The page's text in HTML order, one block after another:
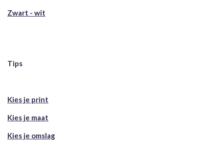
Zwart - wit
Tips
Kies je print
Kies je maat
Kies je omslag